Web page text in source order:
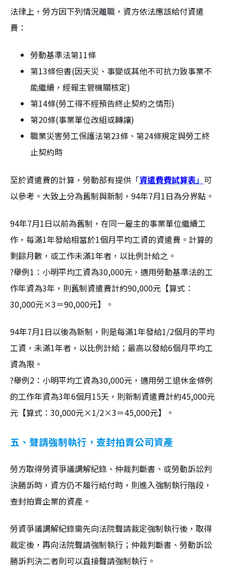
法律上，勞方因下列情況離職，資方依法應該給付資遣
費：
勞動基準法第11條
第13條但書(因天災、事變或其他不可抗力致事業不
能繼續，經報主管機關核定)
第14條(勞工得不經預告終止契約之情形)
第20條(事業單位改組或轉讓)
職業災害勞工保護法第23條、第24條規定與勞工終
止契約時
至於資遣費的計算，勞動部有提供「資遣費費試算表 」 可
以參考。大致上分為舊制與新制，94年7月1日為分界點。
94年7月1日以前為舊制，在同一雇主的事業單位繼續工
作，每滿1年發給相當於1個月平均工資的資遣費。計算的
剩餘月數，或工作未滿1年者，以比例計給之。
?舉例1：小明平均工資為30,000元，適用勞動基準法的工
作年資為3年，則舊制資遣費計約90,000元【算式：
30,000元×3＝90,000元】。
94年7月1日以後為新制，則是每滿1年發給1/2個月的平均
工資，未滿1年者，以比例計給；最高以發給6個月平均工
資為限。
?舉例2：小明平均工資為30,000元，適用勞工退休金條例
的工作年資為3年6個月15天，則新制資遣費計約45,000元
元【算式：30,000元×1/2×3＝45,000元】。
五、聲請強制執行，查封拍賣公司資產
勞方取得勞資爭議調解紀錄、仲裁判斷書、或勞動訴訟判
決勝訴時，資方仍不履行給付時，則進入強制執行階段，
查封拍賣企業的資產。
勞資爭議調解紀錄需先向法院聲請裁定強制執行後，取得
裁定後，再向法院聲請強制執行；仲裁判斷書、勞動訴訟
勝訴判決二者則可以直接聲請強制執行。